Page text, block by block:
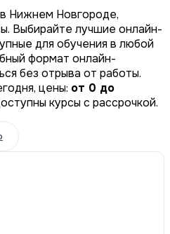
Нижнем Новгороде,
Выбирайте лучшие онлайн-
для обучения в любой
формат онлайн-
без отрыва от работы.
цены: от 0 до
курсы с рассрочкой.